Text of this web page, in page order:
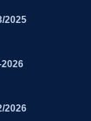
2025
2026
2026